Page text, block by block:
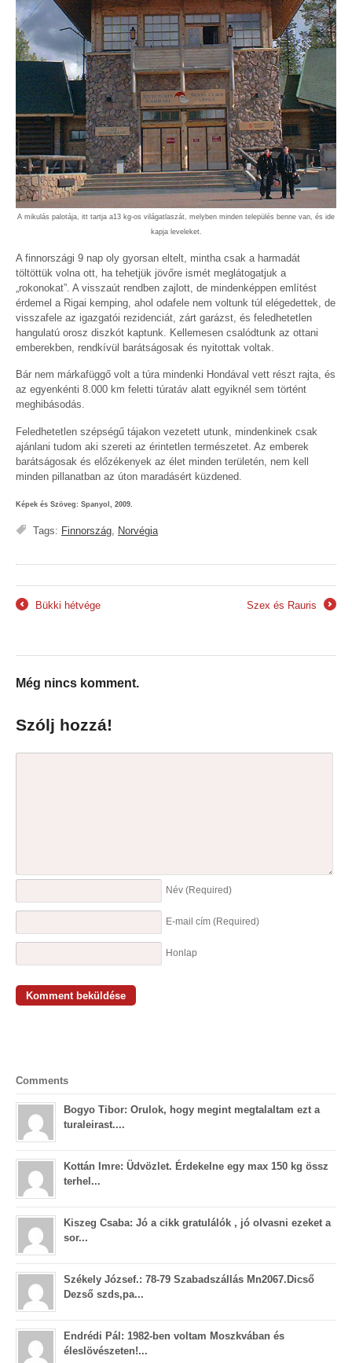
A mikulás palotája, itt tartja a13 kg-os világatlaszát, melyben minden település benne van, és ide
kapja leveleket.
A finnországi 9 nap oly gyorsan eltelt, mintha csak a harmadát
töltöttük volna ott, ha tehetjük jövőre ismét meglátogatjuk a
„rokonokat”. A visszaút rendben zajlott, de mindenképpen említést
érdemel a Rigai kemping, ahol odafele nem voltunk túl elégedettek, de
visszafele az igazgatói rezidenciát, zárt garázst, és feledhetetlen
hangulatú orosz diszkót kaptunk. Kellemesen csalódtunk az ottani
emberekben, rendkívül barátságosak és nyitottak voltak.
Bár nem márkafüggő volt a túra mindenki Hondával vett részt rajta, és
az egyenkénti 8.000 km feletti túratáv alatt egyiknél sem történt
meghibásodás.
Feledhetetlen szépségű tájakon vezetett utunk, mindenkinek csak
ajánlani tudom aki szereti az érintetlen természetet. Az emberek
barátságosak és előzékenyek az élet minden területén, nem kell
minden pillanatban az úton maradásért küzdened.
Képek és Szöveg: Spanyol, 2009.
Tags: Finnország, Norvégia
Bükki hétvége
Szex és Rauris
Még nincs komment.
Szólj hozzá!
Név (Required)
E-mail cím (Required)
Honlap
Comments
Bogyo Tibor: Orulok, hogy megint megtalaltam ezt a
turaleirast....
Kottán Imre: Üdvözlet. Érdekelne egy max 150 kg össz
terhel...
Kiszeg Csaba: Jó a cikk gratulálók , jó olvasni ezeket a
sor...
Székely József.: 78-79 Szabadszállás Mn2067.Dicső
Dezső szds,pa...
Endrédi Pál: 1982-ben voltam Moszkvában és
éleslövészeten!...